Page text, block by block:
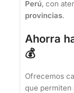
Perú, con
provincias.
Ahorra
💰
Ofrecemos
que